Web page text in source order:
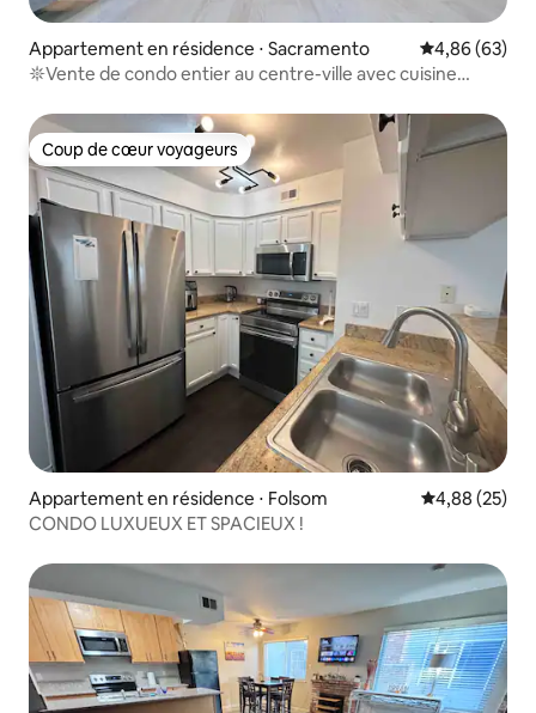
Appartement en résidence ⋅ Sacramento Évaluation
4,86 (63)
𖤓Vente de condo entier au centre-ville avec cuisine
Coup de cœur voyageurs
Coup de cœur voyageurs
Appartement en résidence ⋅ Folsom Évaluation
4,88 (25)
CONDO LUXUEUX ET SPACIEUX !